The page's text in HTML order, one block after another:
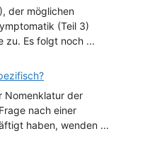
der möglichen
(Teil 3)
zu. Es folgt noch ...
Nomenklatur der
nach einer
haben, wenden ...